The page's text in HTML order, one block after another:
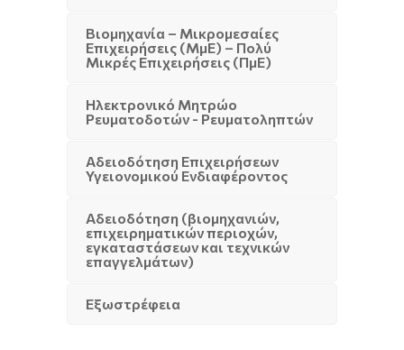
Βιομηχανία – Μικρομεσαίες
Επιχειρήσεις (ΜμΕ) – Πολύ
Μικρές Επιχειρήσεις (ΠμΕ)
Ηλεκτρονικό Μητρώο
Ρευματοδοτών - Ρευματοληπτών
Αδειοδότηση Επιχειρήσεων
Υγειονομικού Ενδιαφέροντος
Αδειοδότηση (βιομηχανιών,
επιχειρηματικών περιοχών,
εγκαταστάσεων και τεχνικών
επαγγελμάτων)
Εξωστρέφεια